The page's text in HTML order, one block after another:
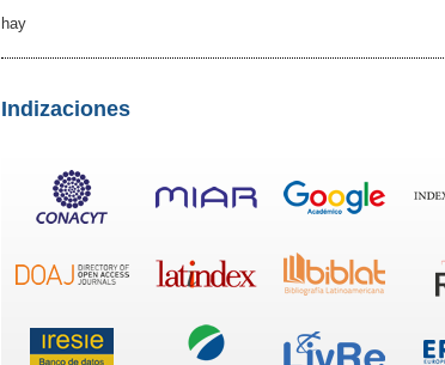
hay
Indizaciones